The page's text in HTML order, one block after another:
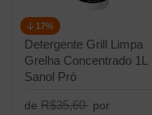
Detergente Grill Limpa
Grelha Concentrado 1L
Sanol Pró
de R$35,60
17%
por